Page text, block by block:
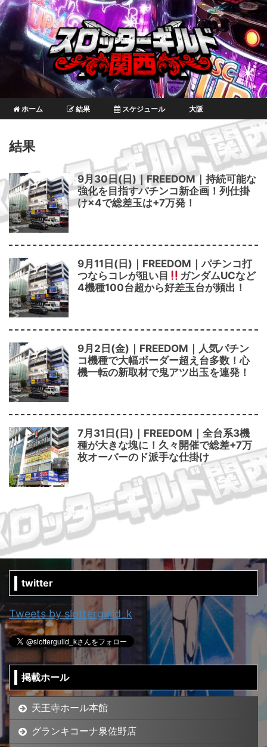
ホーム 結果 スケジュール 大阪
結果
9月30日(日)｜FREEDOM｜持続可能な
強化を目指すパチンコ新企画！列仕掛
け×4で総差玉は+7万発！
9月11日(日)｜FREEDOM｜パチンコ打
つならコレが狙い目
ガンダムUCなど
4機種100台超から好差玉台が頻出！
9月2日(金)｜FREEDOM｜人気パチン
コ機種で大幅ボーダー超え台多数！心
機一転の新取材で鬼アツ出玉を連発！
7月31日(日)｜FREEDOM｜全台系3機
種が大きな塊に！久々開催で総差+7万
枚オーバーのド派手な仕掛け
twitter
Tweets by slotterguild_k
掲載ホール
天王寺ホール本館
グランキコーナ泉佐野店